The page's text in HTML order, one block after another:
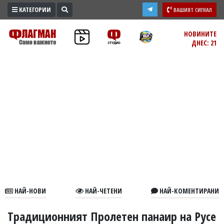
ПРОМО
ЗОНА
В
КАТЕГОРИИ ВАШИЯТ СИГНАЛ
НОВИНИТЕ
ДНЕС: 21
НАЙ-НОВИ НАЙ-ЧЕТЕНИ НАЙ-КОМЕНТИРАНИ
Традиционният Пролетен панаир на Русе